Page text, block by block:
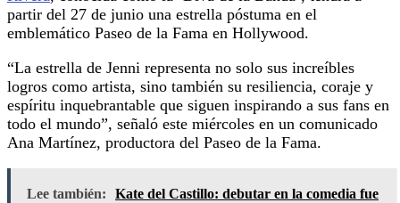
partir del 27 de junio una estrella póstuma en el
emblemático Paseo de la Fama en Hollywood.
“La estrella de Jenni representa no solo sus increíbles
logros como artista, sino también su resiliencia, coraje y
espíritu inquebrantable que siguen inspirando a sus fans en
todo el mundo”, señaló este miércoles en un comunicado
Ana Martínez, productora del Paseo de la Fama.
Lee también:
Kate del Castillo: debutar en la comedia fue